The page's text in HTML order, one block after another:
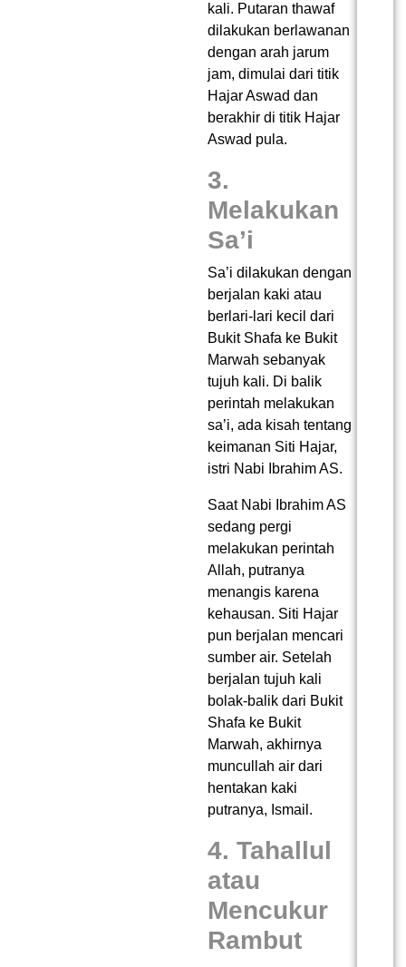
kali. Putaran thawaf
dilakukan berlawanan
dengan arah jarum
jam, dimulai dari titik
Hajar Aswad dan
berakhir di titik Hajar
Aswad pula.
3.
Melakukan
Sa’i
Sa’i dilakukan dengan
berjalan kaki atau
berlari-lari kecil dari
Bukit Shafa ke Bukit
Marwah sebanyak
tujuh kali. Di balik
perintah melakukan
sa’i, ada kisah tentang
keimanan Siti Hajar,
istri Nabi Ibrahim AS.
Saat Nabi Ibrahim AS
sedang pergi
melakukan perintah
Allah, putranya
menangis karena
kehausan. Siti Hajar
pun berjalan mencari
sumber air. Setelah
berjalan tujuh kali
bolak-balik dari Bukit
Shafa ke Bukit
Marwah, akhirnya
muncullah air dari
hentakan kaki
putranya, Ismail.
4. Tahallul
atau
Mencukur
Rambut